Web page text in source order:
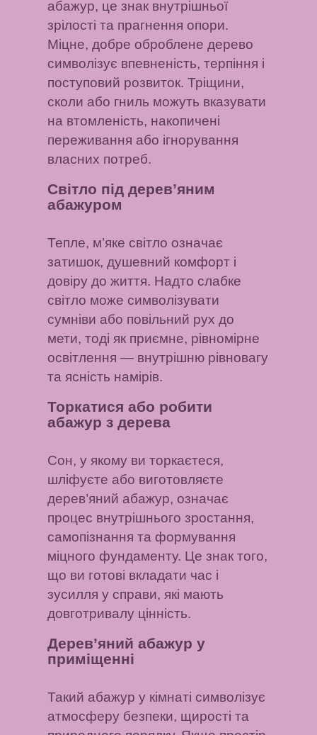
абажур, це знак внутрішньої
зрілості та прагнення опори.
Міцне, добре оброблене дерево
символізує впевненість, терпіння і
поступовий розвиток. Тріщини,
сколи або гниль можуть вказувати
на втомленість, накопичені
переживання або ігнорування
власних потреб.
Світло під дерев’яним
абажуром
Тепле, м’яке світло означає
затишок, душевний комфорт і
довіру до життя. Надто слабке
світло може символізувати
сумніви або повільний рух до
мети, тоді як приємне, рівномірне
освітлення — внутрішню рівновагу
та ясність намірів.
Торкатися або робити
абажур з дерева
Сон, у якому ви торкаєтеся,
шліфуєте або виготовляєте
дерев’яний абажур, означає
процес внутрішнього зростання,
самопізнання та формування
міцного фундаменту. Це знак того,
що ви готові вкладати час і
зусилля у справи, які мають
довготривалу цінність.
Дерев’яний абажур у
приміщенні
Такий абажур у кімнаті символізує
атмосферу безпеки, щирості та